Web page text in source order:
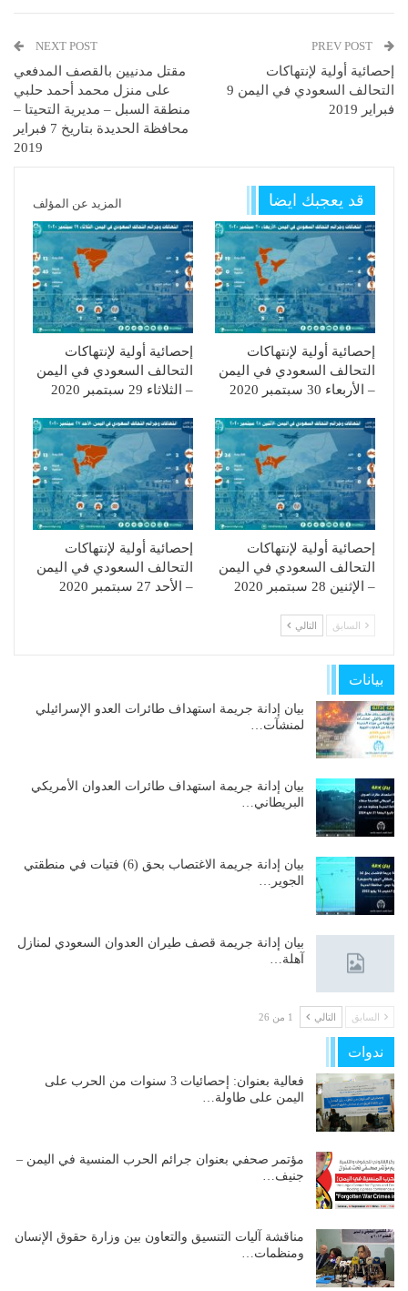
إحصائية أولية لإنتهاكات
التحالف السعودي في اليمن 9
فبراير 2019
NEXT POST
مقتل مدنيين بالقصف المدفعي
على منزل محمد أحمد حلبي
منطقة السبل – مديرية التحيتا –
محافظة الحديدة بتاريخ 7 فبراير
2019
قد يعجبك ايضا المزيد عن المؤلف
إحصائية أولية لإنتهاكات
التحالف السعودي في اليمن
– الأربعاء 30 سبتمبر 2020
إحصائية أولية لإنتهاكات
التحالف السعودي في اليمن
– الثلاثاء 29 سبتمبر 2020
إحصائية أولية لإنتهاكات
التحالف السعودي في اليمن
– الإثنين 28 سبتمبر 2020
إحصائية أولية لإنتهاكات
التحالف السعودي في اليمن
– الأحد 27 سبتمبر 2020
السابق التالي
بيانات
بيان إدانة جريمة استهداف طائرات العدو الإسرائيلي
لمنشآت…
بيان إدانة جريمة استهداف طائرات العدوان الأمريكي
البريطاني…
بيان إدانة جريمة الاغتصاب بحق (6) فتيات في منطقتي
الجوير…
بيان إدانة جريمة قصف طيران العدوان السعودي لمنازل
آهلة…
السابق التالي 1 من 26
ندوات
فعالية بعنوان: إحصائيات 3 سنوات من الحرب على
اليمن على طاولة…
مؤتمر صحفي بعنوان جرائم الحرب المنسية في اليمن –
جنيف…
مناقشة آليات التنسيق والتعاون بين وزارة حقوق الإنسان
ومنظمات…